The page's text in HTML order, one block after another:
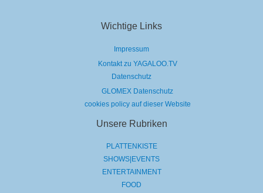
Wichtige Links
Impressum
Kontakt zu YAGALOO.TV
Datenschutz
GLOMEX Datenschutz
cookies policy auf dieser Website
Unsere Rubriken
PLATTENKISTE
SHOWS|EVENTS
ENTERTAINMENT
FOOD